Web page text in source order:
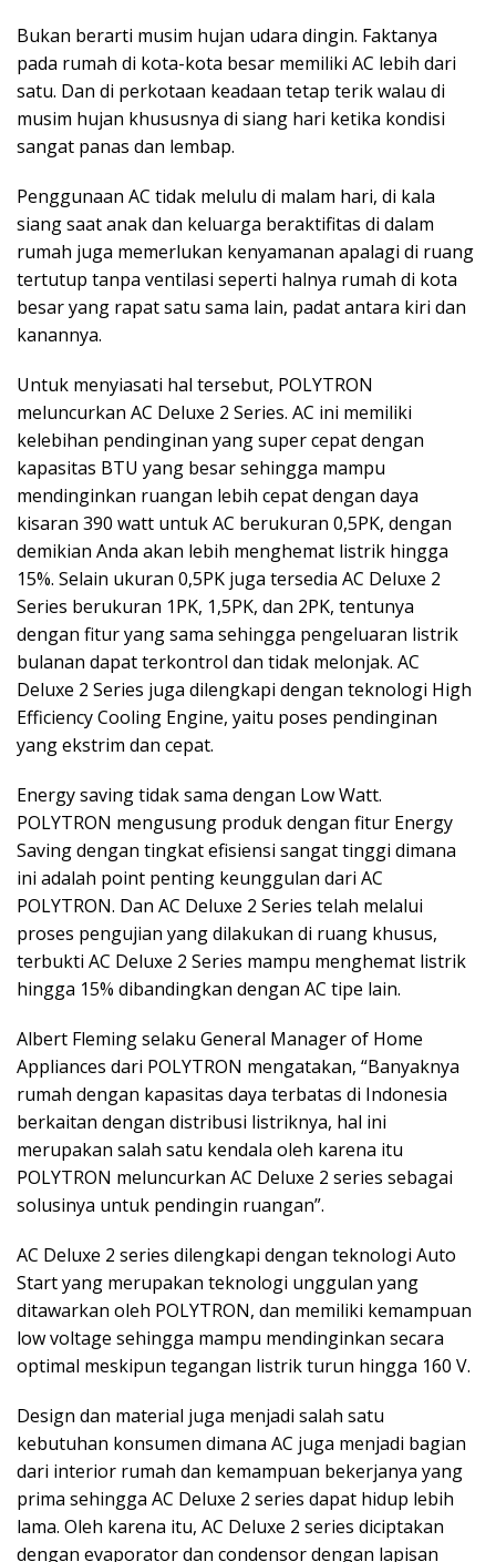
Bukan berarti musim hujan udara dingin. Faktanya
pada rumah di kota-kota besar memiliki AC lebih dari
satu. Dan di perkotaan keadaan tetap terik walau di
musim hujan khususnya di siang hari ketika kondisi
sangat panas dan lembap.
Penggunaan AC tidak melulu di malam hari, di kala
siang saat anak dan keluarga beraktifitas di dalam
rumah juga memerlukan kenyamanan apalagi di ruang
tertutup tanpa ventilasi seperti halnya rumah di kota
besar yang rapat satu sama lain, padat antara kiri dan
kanannya.
Untuk menyiasati hal tersebut, POLYTRON
meluncurkan AC Deluxe 2 Series. AC ini memiliki
kelebihan pendinginan yang super cepat dengan
kapasitas BTU yang besar sehingga mampu
mendinginkan ruangan lebih cepat dengan daya
kisaran 390 watt untuk AC berukuran 0,5PK, dengan
demikian Anda akan lebih menghemat listrik hingga
15%. Selain ukuran 0,5PK juga tersedia AC Deluxe 2
Series berukuran 1PK, 1,5PK, dan 2PK, tentunya
dengan fitur yang sama sehingga pengeluaran listrik
bulanan dapat terkontrol dan tidak melonjak. AC
Deluxe 2 Series juga dilengkapi dengan teknologi High
Efficiency Cooling Engine, yaitu poses pendinginan
yang ekstrim dan cepat.
Energy saving tidak sama dengan Low Watt.
POLYTRON mengusung produk dengan fitur Energy
Saving dengan tingkat efisiensi sangat tinggi dimana
ini adalah point penting keunggulan dari AC
POLYTRON. Dan AC Deluxe 2 Series telah melalui
proses pengujian yang dilakukan di ruang khusus,
terbukti AC Deluxe 2 Series mampu menghemat listrik
hingga 15% dibandingkan dengan AC tipe lain.
Albert Fleming selaku General Manager of Home
Appliances dari POLYTRON mengatakan, “Banyaknya
rumah dengan kapasitas daya terbatas di Indonesia
berkaitan dengan distribusi listriknya, hal ini
merupakan salah satu kendala oleh karena itu
POLYTRON meluncurkan AC Deluxe 2 series sebagai
solusinya untuk pendingin ruangan”.
AC Deluxe 2 series dilengkapi dengan teknologi Auto
Start yang merupakan teknologi unggulan yang
ditawarkan oleh POLYTRON, dan memiliki kemampuan
low voltage sehingga mampu mendinginkan secara
optimal meskipun tegangan listrik turun hingga 160 V.
Design dan material juga menjadi salah satu
kebutuhan konsumen dimana AC juga menjadi bagian
dari interior rumah dan kemampuan bekerjanya yang
prima sehingga AC Deluxe 2 series dapat hidup lebih
lama. Oleh karena itu, AC Deluxe 2 series diciptakan
dengan evaporator dan condensor dengan lapisan